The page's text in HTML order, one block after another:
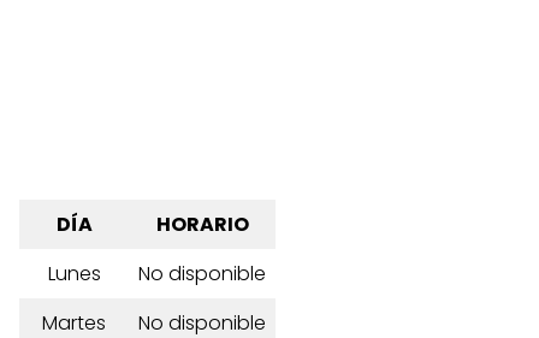
DÍA
HORARIO
Lunes
No disponible
Martes
No disponible